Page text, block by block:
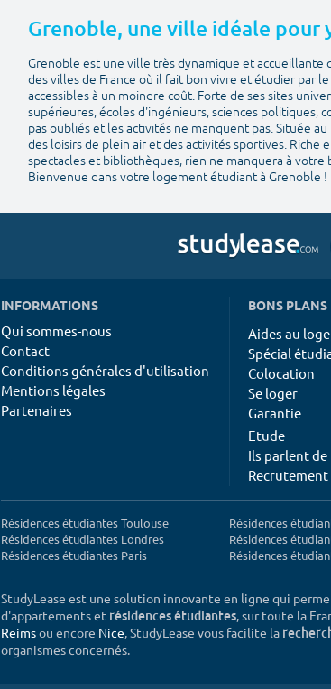
Grenoble, une ville idéale pour
Grenoble est une ville très dynamique et
des villes de France où il fait bon vivre et étudier par
accessibles à un moindre coût. Forte de ses sites
supérieures, écoles d'ingénieurs, sciences politiques,
pas oubliés et les activités ne manquent pas. Située
des loisirs de plein air et des activités sportives.
spectacles et bibliothèques, rien ne manquera à votre
Bienvenue dans votre logement étudiant à Grenoble !
INFORMATIONS
Qui sommes-nous
Contact
Conditions générales d'utilisation
Mentions légales
Partenaires
BONS PLANS
Aides au
Spécial
Colocation
Se loger
Garantie
Etude
Ils parlent de
Recrutement
Résidences étudiantes Toulouse
Résidences étudiantes Londres
Résidences étudiantes Paris
Résidences
Résidences
Résidences
StudyLease est une solution innovante en ligne qui
d'appartements et résidences étudiantes, sur toute la
Reimsou encore Nice, StudyLease vous facilite la
organismes concernés.